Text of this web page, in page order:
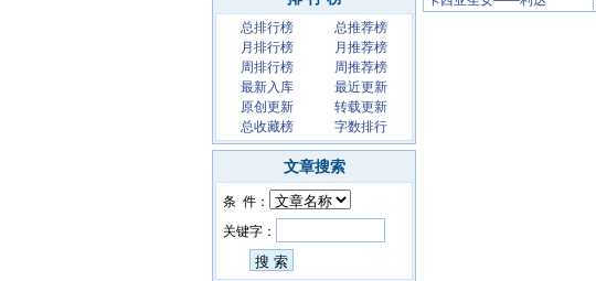
总排行榜
总推荐榜
月排行榜
月推荐榜
周排行榜
周推荐榜
最新入库
最近更新
原创更新
转载更新
总收藏榜
字数排行
文章搜索
条 件：
关键字：